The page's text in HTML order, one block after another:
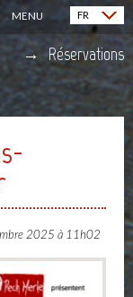
MENU FR
(EN)
Réservations
2025 à 11h02